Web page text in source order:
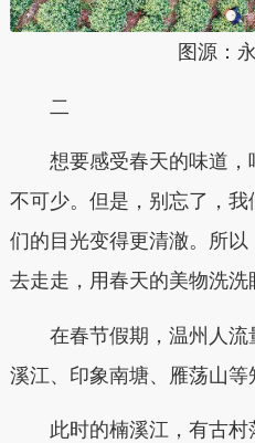
图源：
二
想要感受春天的味道
不可少。但是，别忘了，
们的目光变得更清澈。所
去走走，用春天的美物洗洗
在春节假期，温州人
溪江、印象南塘、雁荡山等
此时的楠溪江，有古村